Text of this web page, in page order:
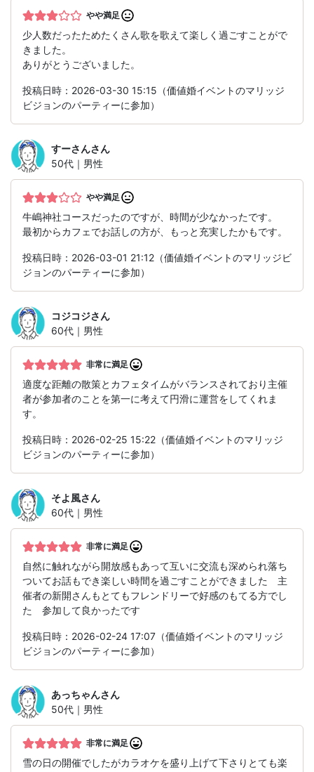
やや満足
少人数だったためたくさん歌を歌えて楽しく過ごすことがで
きました。
ありがとうございました。
投稿日時：2026-03-30 15:15（価値婚イベントのマリッジ
ビジョンのパーティーに参加）
すーさんさん
50代｜男性
やや満足
牛嶋神社コースだったのですが、時間が少なかったです。
最初からカフェでお話しの方が、もっと充実したかもです。
投稿日時：2026-03-01 21:12（価値婚イベントのマリッジビ
ジョンのパーティーに参加）
コジコジさん
60代｜男性
非常に満足
適度な距離の散策とカフェタイムがバランスされており主催
者が参加者のことを第一に考えて円滑に運営をしてくれま
す。
投稿日時：2026-02-25 15:22（価値婚イベントのマリッジ
ビジョンのパーティーに参加）
そよ風さん
60代｜男性
非常に満足
自然に触れながら開放感もあって互いに交流も深められ落ち
ついてお話もでき楽しい時間を過ごすことができました 主
催者の新開さんもとてもフレンドリーで好感のもてる方でし
た 参加して良かったです
投稿日時：2026-02-24 17:07（価値婚イベントのマリッジ
ビジョンのパーティーに参加）
あっちゃんさん
50代｜男性
非常に満足
雪の日の開催でしたがカラオケを盛り上げて下さりとても楽